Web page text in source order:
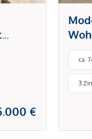
in
€
ca.
3